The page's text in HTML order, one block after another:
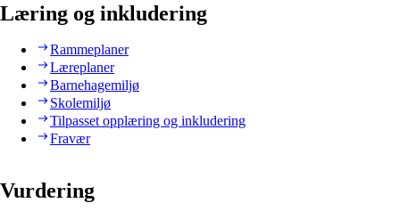
Læring og inkludering
Rammeplaner
Læreplaner
Barnehagemiljø
Skolemiljø
Tilpasset opplæring og inkludering
Fravær
Vurdering